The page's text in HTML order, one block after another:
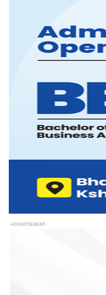
- ADVERTISEMENT -